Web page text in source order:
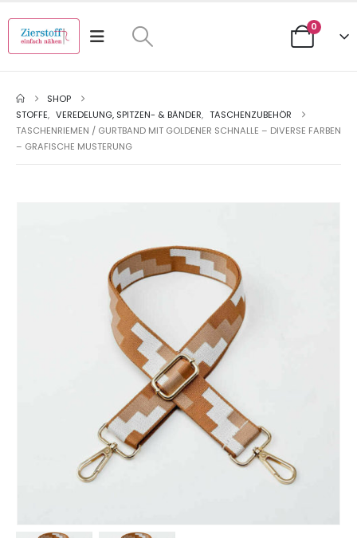
0
SHOP
STOFFE, VEREDELUNG, SPITZEN- & BÄNDER, TASCHENZUBEHÖR
TASCHENRIEMEN / GURTBAND MIT GOLDENER SCHNALLE – DIVERSE FARBEN
– GRAFISCHE MUSTERUNG